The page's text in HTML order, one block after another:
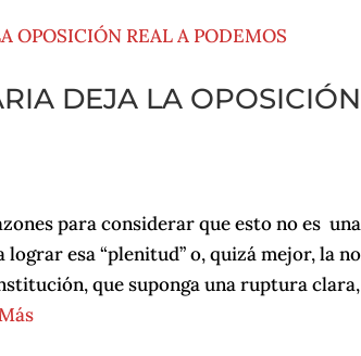
DEJA LA
para considerar que esto no es
lograr esa “plenitud” o, quizá mejor, la
que suponga una ruptura